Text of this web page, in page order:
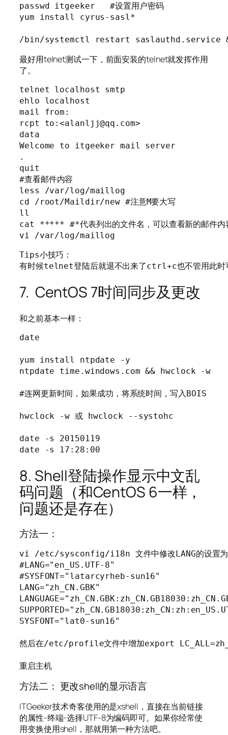
passwd itgeeker   #设置用户密码
yum install cyrus-sasl*
/bin/systemctl restart saslauthd.service
最好用telnet测试一下，前面安装的telnet就发挥作用
了。
telnet localhost smtp
ehlo localhost
mail from:
rcpt to:<alanljj@qq.com>
data
Welcome to itgeeker mail server
.
quit
#查看邮件内容
less /var/log/maillog
cd /root/Maildir/new #注意M要大写
ll
cat ***** #*代表列出的文件名，可以查看新的邮件内
vi /var/log/maillog
Tips小技巧：
有时候telnet登陆后就退不出来了ctrl+c也不管用此
7. CentOS 7时间同步及更改
和之前基本一样：
date
yum install ntpdate -y
ntpdate time.windows.com && hwclock -w
#连网更新时间，如果成功，将系统时间，写入BOIS
hwclock -w 或 hwclock --systohc
date -s 20150119
date -s 17:28:00
8. Shell登陆操作显示中文乱
码问题（和CentOS 6一样，
问题还是存在）
方法一：
vi /etc/sysconfig/i18n 文件中修改LANG的设置
#LANG="en_US.UTF-8"
#SYSFONT="latarcyrheb-sun16"
LANG="zh_CN.GBK"
SYSFONT="lat0-sun16"
然后在/etc/profile文件中增加export
重启主机
方法二： 更改shell的显示语言
ITGeeker技术奇客使用的是xshell，直接在当前链接
的属性-终端-选择UTF-8为编码即可。如果你经常使
用变换使用shell，那就用第一种方法吧。